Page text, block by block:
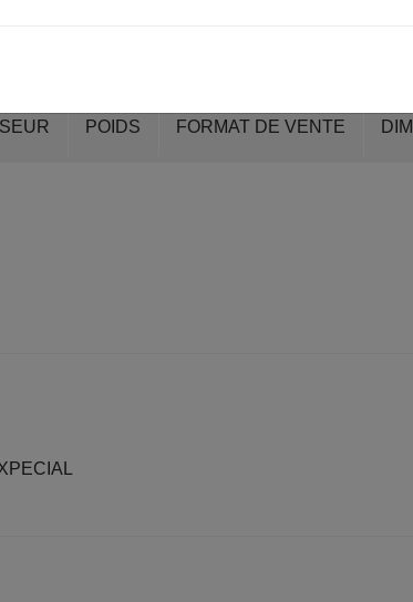
POIDS FORMAT DE VENTE